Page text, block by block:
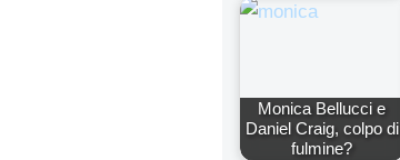
Monica Bellucci e
Daniel Craig, colpo di
fulmine?